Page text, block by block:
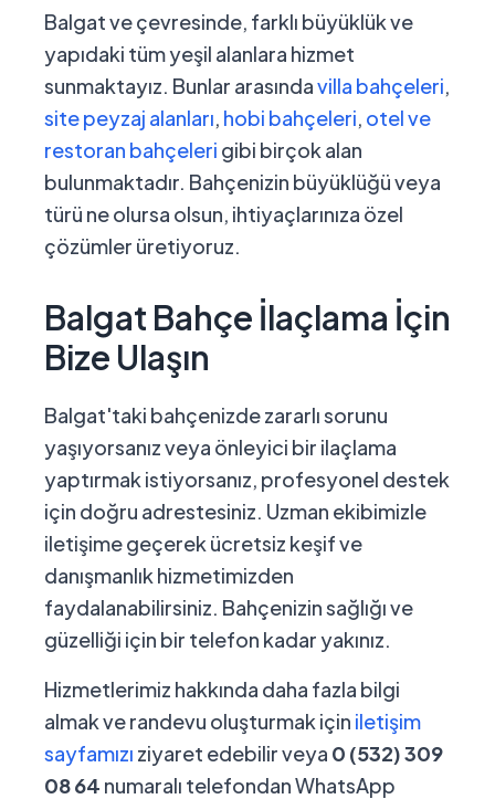
Balgat ve çevresinde, farklı büyüklük ve
yapıdaki tüm yeşil alanlara hizmet
sunmaktayız. Bunlar arasındavilla bahçeleri,
site peyzaj alanları, hobi bahçeleri, otel ve
restoran bahçeleri gibi birçok alan
bulunmaktadır. Bahçenizin büyüklüğü veya
türü ne olursa olsun, ihtiyaçlarınıza özel
çözümler üretiyoruz.
Balgat Bahçe İlaçlama İçin
Bize Ulaşın
Balgat'taki bahçenizde zararlı sorunu
yaşıyorsanız veya önleyici bir ilaçlama
yaptırmak istiyorsanız, profesyonel destek
için doğru adrestesiniz. Uzman ekibimizle
iletişime geçerek ücretsiz keşif ve
danışmanlık hizmetimizden
faydalanabilirsiniz. Bahçenizin sağlığı ve
güzelliği için bir telefon kadar yakınız.
Hizmetlerimiz hakkında daha fazla bilgi
almak ve randevu oluşturmak için iletişim
sayfamızı ziyaret edebilir veya 0 (532) 309
08 64 numaralı telefondan WhatsApp